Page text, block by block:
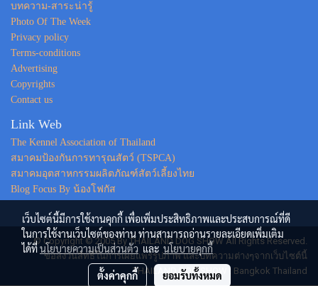
บทความ-สาระน่ารู้
Photo Of The Week
Privacy policy
Terms-conditions
Advertising
Copyrights
Contact us
Link Web
The Kennel Association of Thailand
สมาคมป้องกันการทารุณสัตว์ (TSPCA)
สมาคมอุตสาหกรรมผลิตภัณฑ์สัตว์เลี้ยงไทย
Blog Focus By น้องโฟกัส
© Copyright © 2005 By THAILAND DOG SHOW All Rights Reserved.
ขอสงวนสิทธิ์ในการเผยแพร่รูปภาพ และบทความต่างๆจากเว็บไซต์นี้
THAILAND DOG SHOW : Bangkok Thailand
เว็บไซต์นี้มีการใช้งานคุกกี้ เพื่อเพิ่มประสิทธิภาพและประสบการณ์ที่ดี
ในการใช้งานเว็บไซต์ของท่าน ท่านสามารถอ่านรายละเอียดเพิ่มเติม
ได้ที่นโยบายความเป็นส่วนตัวและนโยบายคุกกี้
ตั้งค่าคุกกี้ ยอมรับทั้งหมด